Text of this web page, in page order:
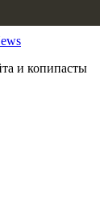
и копипасты